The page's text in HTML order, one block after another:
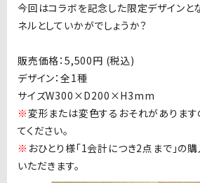
今回はコラボを記念した限定デザインと
ネルとしていかがでしょうか？
販売価格： 5,500円 (税込)
デザイン：全1種
サイズW300 ×D200 ×H3mm
※変形または変色するおそれがありま
てください。
※ おひとり様「1会計につき2点まで」の
いただきます。